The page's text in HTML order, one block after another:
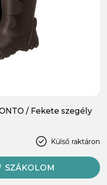
/ Fekete szegély
Külső raktáron
SZÁKOLOM